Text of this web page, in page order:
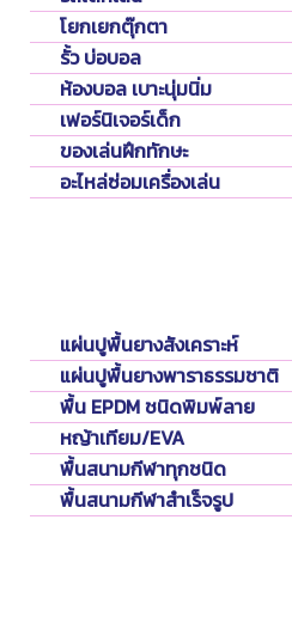
โยกเยกตุ๊กตา
รั้ว บ่อบอล
ห้องบอล เบาะนุ่มนิ่ม
เฟอร์นิเจอร์เด็ก
ของเล่นฝึกทักษะ
อะไหล่ซ่อมเครื่องเล่น
แผ่นปูพื้นยางสังเคราะห์
แผ่นปูพื้นยางพาราธรรมชาติ
พื้น EPDM ชนิดพิมพ์ลาย
หญ้าเทียม/EVA
พื้นสนามกีฬาทุกชนิด
พื้นสนามกีฬาสำเร็จรูป